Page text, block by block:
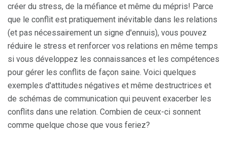
créer du stress, de la méfiance et même du mépris! Parce
que le conflit est pratiquement inévitable dans les relations
(et pas nécessairement un signe d'ennuis), vous pouvez
réduire le stress et renforcer vos relations en même temps
si vous développez les connaissances et les compétences
pour gérer les conflits de façon saine. Voici quelques
exemples d'attitudes négatives et même destructrices et
de schémas de communication qui peuvent exacerber les
conflits dans une relation. Combien de ceux-ci sonnent
comme quelque chose que vous feriez?